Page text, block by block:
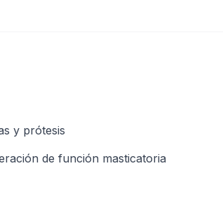
y prótesis
de función masticatoria